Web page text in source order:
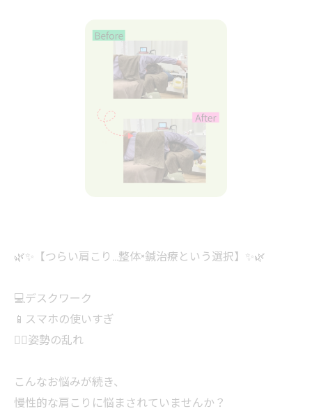
🌿✨【つらい肩こり…整体×鍼治療という選択】✨🌿
💻デスクワーク
📱スマホの使いすぎ
🧍‍♂️姿勢の乱れ
こんなお悩みが続き、
慢性的な肩こりに悩まされていませんか？